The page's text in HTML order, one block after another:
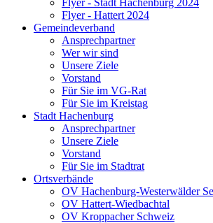
Flyer - Stadt Hachenburg 2024
Flyer - Hattert 2024
Gemeindeverband
Ansprechpartner
Wer wir sind
Unsere Ziele
Vorstand
Für Sie im VG-Rat
Für Sie im Kreistag
Stadt Hachenburg
Ansprechpartner
Unsere Ziele
Vorstand
Für Sie im Stadtrat
Ortsverbände
OV Hachenburg-Westerwälder
OV Hattert-Wiedbachtal
OV Kroppacher Schweiz